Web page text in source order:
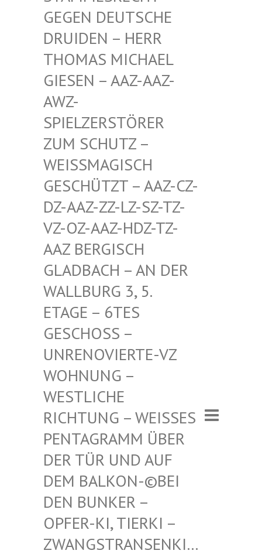
DEUTSCHE DRUID
EN – HERR THOMA
S MICHAEL GIESE
N – AAZ-AAZ-AWZ-S
PIEL
ZERSTÖRER ZUM S
CHUTZ – WEISSM
AGISCH GESCHÜ
TZT – AAZ-CZ-DZ-AAZ
-ZZ-LZ-SZ-TZ-VZ-OZ-
AAZ-HDZ-TZ-AAZ BE
RGISCH GLADBA
CH – AN DER WALLBU
RG 3, 5. ETAGE
– 6TES GESCHO
SS – UNRENO
VIERTE-VZ WOHNUN
G – WESTLI
CHE RICHTU
NG – WEISSES PENTAGR
AMM ÜBER DER TÜR
UND AUF DEM BAL
KON-©BEI DEN BUN
KER – OPFER-K
I, TIERKI – ZWANGST
RANSENKI… – ZWANG